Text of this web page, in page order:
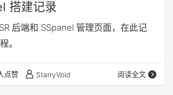
搭建记录
后端和 SSpanel 管理页面，在此记
。
点赞 StarryVoid 阅读全文